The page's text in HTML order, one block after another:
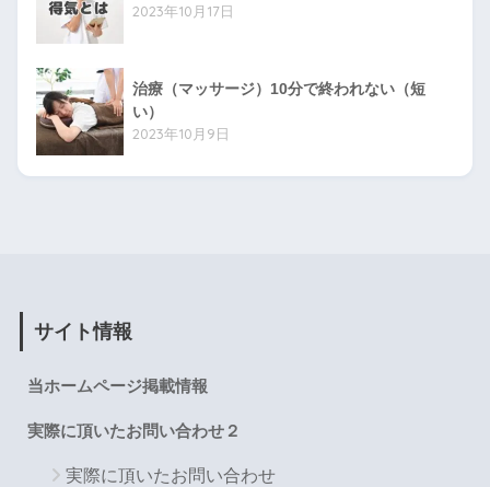
2023年10月17日
治療（マッサージ）10分で終われない（短
い）
2023年10月9日
サイト情報
当ホームページ掲載情報
実際に頂いたお問い合わせ２
実際に頂いたお問い合わせ